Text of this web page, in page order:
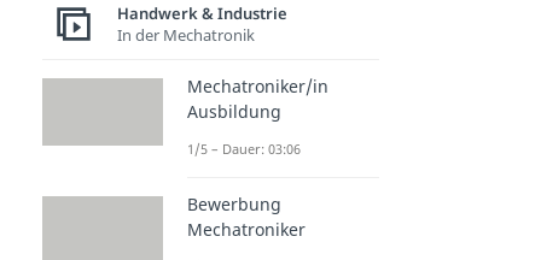
Handwerk & Industrie
In der Mechatronik
Mechatroniker/in
Ausbildung
1/5 – Dauer: 03:06
Bewerbung
Mechatroniker